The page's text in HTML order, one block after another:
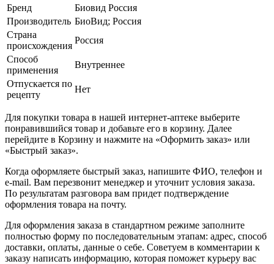
Бренд
Биовид Россия
Производитель БиоВид; Россия
Страна
происхождения
Россия
Способ
применения
Внутреннее
Отпускается по
рецепту
Нет
Для покупки товара в нашей интернет-аптеке выберите
понравившийся товар и добавьте его в корзину. Далее
перейдите в Корзину и нажмите на «Оформить заказ» или
«Быстрый заказ».
Когда оформляете быстрый заказ, напишите ФИО, телефон и
e-mail. Вам перезвонит менеджер и уточнит условия заказа.
По результатам разговора вам придет подтверждение
оформления товара на почту.
Для оформления заказа в стандартном режиме заполните
полностью форму по последовательным этапам: адрес, способ
доставки, оплаты, данные о себе. Советуем в комментарии к
заказу написать информацию, которая поможет курьеру вас